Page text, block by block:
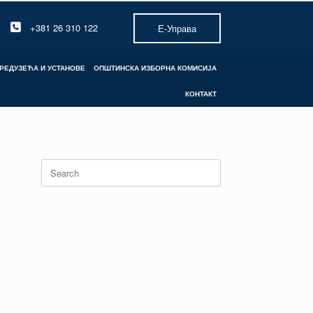
+381 26 310 122 Е-Управа
И УСТАНОВЕ ОПШТИНСКА ИЗБОРНА КОМИСИЈА
КОНТАКТ